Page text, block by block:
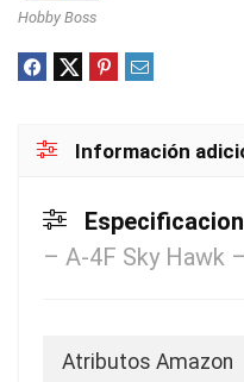
Hobby Boss
Información
– A-4F Sky Hawk
Atributos Amazon